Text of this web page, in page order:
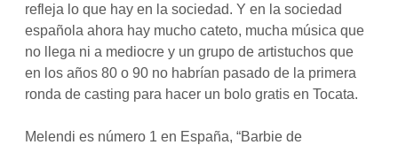
refleja lo que hay en la sociedad. Y en la sociedad
española ahora hay mucho cateto, mucha música que
no llega ni a mediocre y un grupo de artistuchos que
en los años 80 o 90 no habrían pasado de la primera
ronda de casting para hacer un bolo gratis en Tocata.
Melendi es número 1 en España, “Barbie de